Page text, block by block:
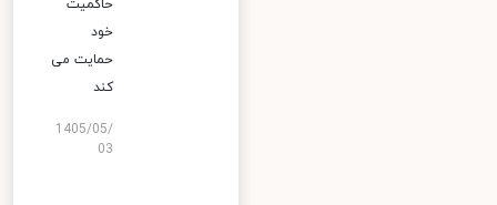
حاکمیت
خود
حمایت می
کند
1405/05/
03